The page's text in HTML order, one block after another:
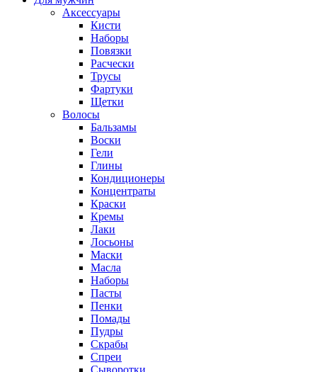
Аксессуары
Кисти
Наборы
Повязки
Расчески
Трусы
Фартуки
Щетки
Волосы
Бальзамы
Воски
Гели
Глины
Кондиционеры
Концентраты
Краски
Кремы
Лаки
Лосьоны
Маски
Масла
Наборы
Пасты
Пенки
Помады
Пудры
Скрабы
Спреи
Сыворотки